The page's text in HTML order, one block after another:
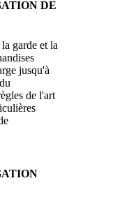
DE
garde et la
jusqu'à
de l'art